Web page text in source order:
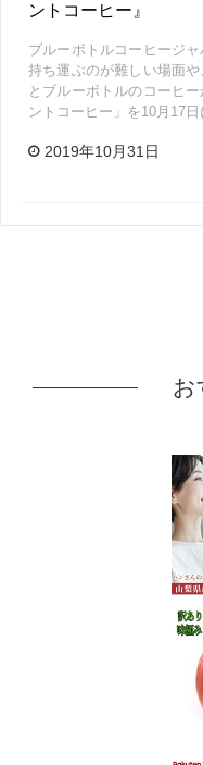
ントコーヒー』
ブルーボトルコーヒージ
持ち運ぶのが難しい場面
とブルーボトルのコーヒ
ントコーヒー」を10月17
2019年10月31日
お